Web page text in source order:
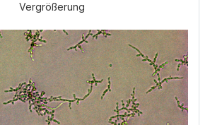
Vergrößerung